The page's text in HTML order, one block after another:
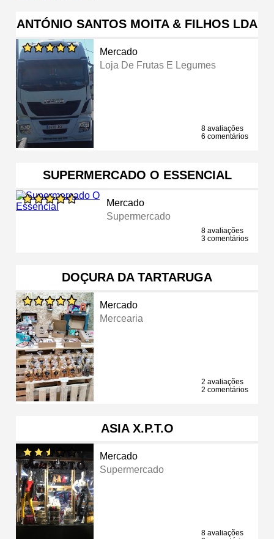
ANTÓNIO SANTOS MOITA & FILHOS LDA
Mercado
Loja De Frutas E Legumes
8 avaliações
6 comentários
SUPERMERCADO O ESSENCIAL
Mercado
Supermercado
8 avaliações
3 comentários
DOÇURA DA TARTARUGA
Mercado
Mercearia
2 avaliações
2 comentários
ASIA X.P.T.O
Mercado
Supermercado
8 avaliações